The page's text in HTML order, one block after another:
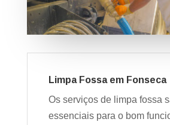
Limpa Fossa em Fonseca
Os serviços de limpa fossa
essenciais para o bom